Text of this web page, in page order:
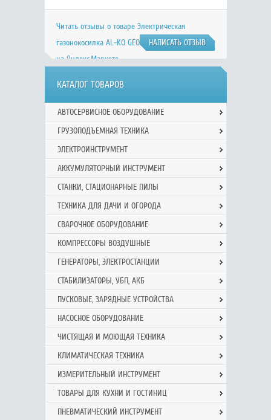
Читать отзывы о товаре Электрическая
газонокосилка AL-KO GEOS Comfort 40 Е 212858
на Яндекс.Маркете
НАПИСАТЬ ОТЗЫВ
КАТАЛОГ ТОВАРОВ
АВТОСЕРВИСНОЕ ОБОРУДОВАНИЕ
ГРУЗОПОДЪЕМНАЯ ТЕХНИКА
ЭЛЕКТРОИНСТРУМЕНТ
АККУМУЛЯТОРНЫЙ ИНСТРУМЕНТ
СТАНКИ, СТАЦИОНАРНЫЕ ПИЛЫ
ТЕХНИКА ДЛЯ ДАЧИ И ОГОРОДА
СВАРОЧНОЕ ОБОРУДОВАНИЕ
КОМПРЕССОРЫ ВОЗДУШНЫЕ
ГЕНЕРАТОРЫ, ЭЛЕКТРОСТАНЦИИ
СТАБИЛИЗАТОРЫ, УБП, АКБ
ПУСКОВЫЕ, ЗАРЯДНЫЕ УСТРОЙСТВА
НАСОСНОЕ ОБОРУДОВАНИЕ
ЧИСТЯЩАЯ И МОЮЩАЯ ТЕХНИКА
КЛИМАТИЧЕСКАЯ ТЕХНИКА
ИЗМЕРИТЕЛЬНЫЙ ИНСТРУМЕНТ
ТОВАРЫ ДЛЯ КУХНИ И ГОСТИНИЦ
ПНЕВМАТИЧЕСКИЙ ИНСТРУМЕНТ